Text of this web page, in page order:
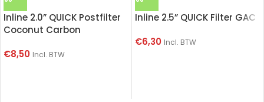
Inline 2.0” QUICK Postfilter
Coconut Carbon
€8,50 Incl. BTW
Inline 2.5” QUICK Filter GAC
€6,30 Incl. BTW